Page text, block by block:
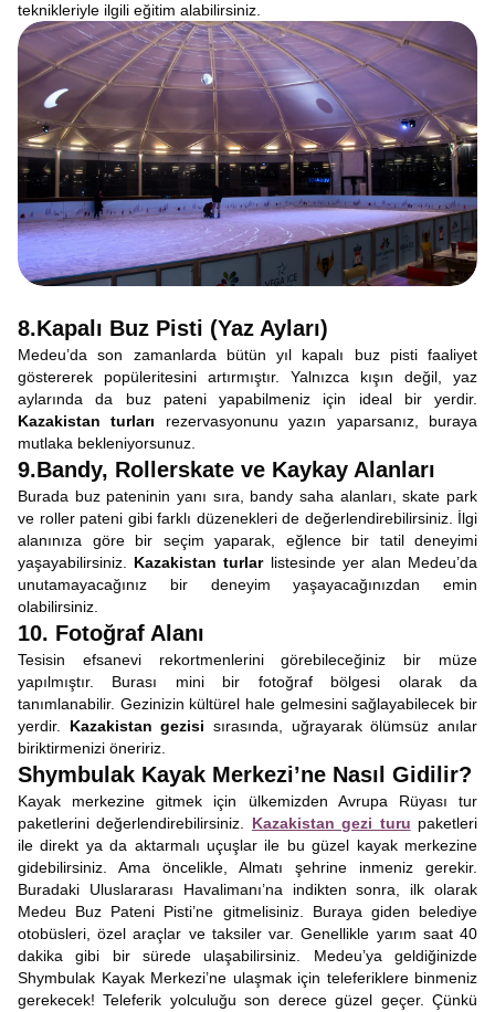
teknikleriyle ilgili eğitim alabilirsiniz.
8.Kapalı Buz Pisti (Yaz Ayları)
Medeu’da son zamanlarda bütün yıl kapalı buz pisti faaliyet
göstererek popüleritesini artırmıştır. Yalnızca kışın değil, yaz
aylarında da buz pateni yapabilmeniz için ideal bir yerdir.
Kazakistan turları rezervasyonunu yazın yaparsanız, buraya
mutlaka bekleniyorsunuz.
9.Bandy, Rollerskate ve Kaykay Alanları
Burada buz pateninin yanı sıra, bandy saha alanları, skate park
ve roller pateni gibi farklı düzenekleri de değerlendirebilirsiniz. İlgi
alanınıza göre bir seçim yaparak, eğlence bir tatil deneyimi
yaşayabilirsiniz. Kazakistan turlar listesinde yer alan Medeu’da
unutamayacağınız bir deneyim yaşayacağınızdan emin
olabilirsiniz.
10. Fotoğraf Alanı
Tesisin efsanevi rekortmenlerini görebileceğiniz bir müze
yapılmıştır. Burası mini bir fotoğraf bölgesi olarak da
tanımlanabilir. Gezinizin kültürel hale gelmesini sağlayabilecek bir
yerdir. Kazakistan gezisisırasında, uğrayarak ölümsüz anılar
biriktirmenizi öneririz.
Shymbulak Kayak Merkezi’ne Nasıl Gidilir?
Kayak merkezine gitmek için ülkemizden Avrupa Rüyası tur
paketlerini değerlendirebilirsiniz. Kazakistan gezi turu paketleri
ile direkt ya da aktarmalı uçuşlar ile bu güzel kayak merkezine
gidebilirsiniz. Ama öncelikle, Almatı şehrine inmeniz gerekir.
Buradaki Uluslararası Havalimanı’na indikten sonra, ilk olarak
Medeu Buz Pateni Pisti’ne gitmelisiniz. Buraya giden belediye
otobüsleri, özel araçlar ve taksiler var. Genellikle yarım saat 40
dakika gibi bir sürede ulaşabilirsiniz. Medeu’ya geldiğinizde
Shymbulak Kayak Merkezi’ne ulaşmak için teleferiklere binmeniz
gerekecek! Teleferik yolculuğu son derece güzel geçer. Çünkü